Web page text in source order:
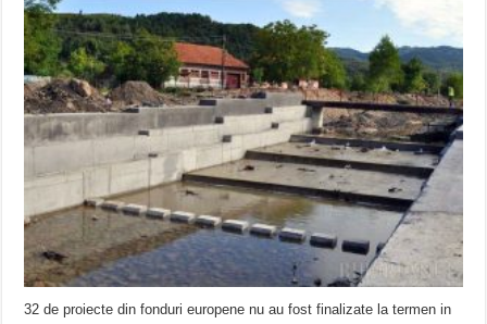
32 de proiecte din fonduri europene nu au fost finalizate la termen in